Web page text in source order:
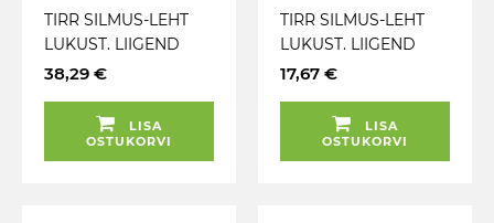
TIRR SILMUS-LEHT
LUKUST. LIIGEND
18MM KS TOOLS
38,29 €
LISA
OSTUKORVI
TIRR SILMUS-LEHT
LUKUST. LIIGEND
17MM KS TOOLS
17,67 €
LISA
OSTUKORVI